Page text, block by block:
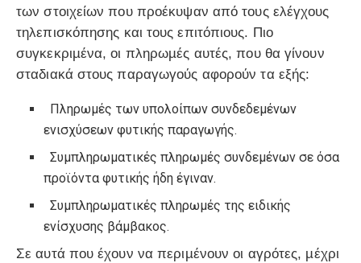
των στοιχείων που προέκυψαν από τους ελέγχους
τηλεπισκόπησης και τους επιτόπιους. Πιο
συγκεκριµένα, οι πληρωµές αυτές, που θα γίνουν
σταδιακά στους παραγωγούς αφορούν τα εξής:
Πληρωµές των υπολοίπων συνδεδεµένων
ενισχύσεων φυτικής παραγωγής.
Συµπληρωµατικές πληρωµές συνδεµένων σε όσα
προϊόντα φυτικής ήδη έγιναν.
Συµπληρωµατικές πληρωµές της ειδικής
ενίσχυσης βάµβακος.
Σε αυτά που έχουν να περιµένουν οι αγρότες, µέχρι